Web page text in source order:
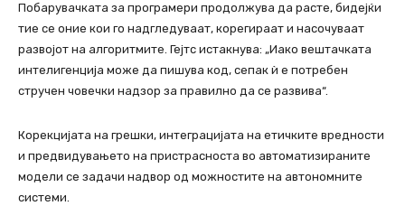
Побарувачката за програмери продолжува да расте, бидејќи
тие се оние кои го надгледуваат, корегираат и насочуваат
развојот на алгоритмите. Гејтс истакнува: „Иако вештачката
интелигенција може да пишува код, сепак ѝ е потребен
стручен човечки надзор за правилно да се развива“.
Корекцијата на грешки, интеграцијата на етичките вредности
и предвидувањето на пристрасноста во автоматизираните
модели се задачи надвор од можностите на автономните
системи.